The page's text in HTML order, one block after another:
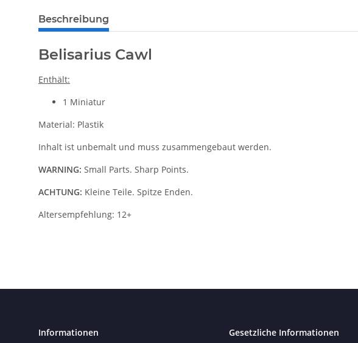
Beschreibung
Belisarius Cawl
Enthält:
1 Miniatur
Material: Plastik
Inhalt ist unbemalt und muss zusammengebaut werden.
WARNING: Small Parts. Sharp Points.
ACHTUNG: Kleine Teile. Spitze Enden.
Altersempfehlung: 12+
Informationen Gesetzliche Informationen